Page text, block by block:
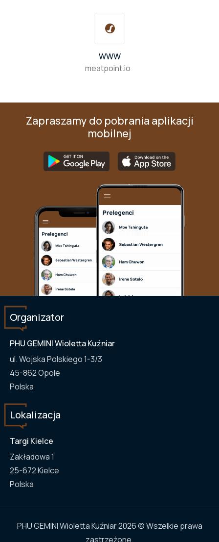
WWW
meatpoint.io
Zapraszamy do pobrania aplikacji
mobilnej
Organizator
PHU GEMINI Wioletta Kuźniar
ul. Wojska Polskiego 1-3/3
45-862Opole
Polska
Lokalizacja
Targi Kielce
Zakładowa 1
25-672Kielce
Polska
PHU GEMINI Wioletta Kuźniar 2026 © Wszelkie prawa
zastrzeżone.